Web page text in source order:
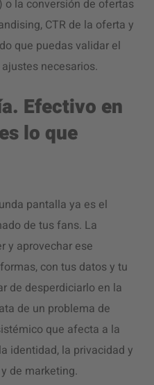
o la conversión de ofertas
CTR de la oferta y
que puedas validar el
necesarios.
Efectivo en
lo que
pantalla ya es el
de tus fans. La
y aprovechar ese
con tus datos y tu
de desperdiciarlo en la
de un problema de
que afecta a la
identidad, la privacidad y
de marketing.